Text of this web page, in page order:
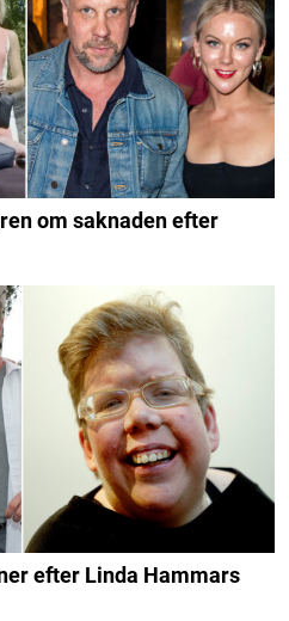
om saknaden efter
efter Linda Hammars